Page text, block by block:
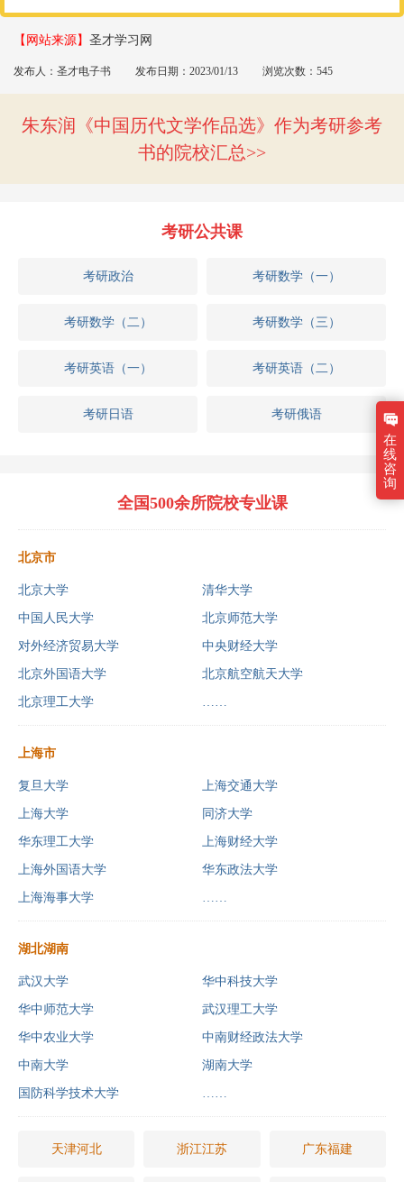
【网站来源】 圣才学习网
发布人：圣才电子书 发布日期：2023/01/13 浏览次数：545
朱东润《中国历代文学作品选》作为考研参考
书的院校汇总
考研公共课
考研政治 考研数学（一）
考研数学（二） 考研数学（三）
考研英语（一） 考研英语（二）
考研日语 考研俄语
全国500余所院校专业课
北京市
北京大学 清华大学
中国人民大学 北京师范大学
对外经济贸易大学 中央财经大学
北京外国语大学 北京航空航天大学
北京理工大学 ……
上海市
复旦大学 上海交通大学
上海大学 同济大学
华东理工大学 上海财经大学
上海外国语大学 华东政法大学
上海海事大学 ……
湖北湖南
武汉大学 华中科技大学
华中师范大学 武汉理工大学
华中农业大学 中南财经政法大学
中南大学 湖南大学
国防科学技术大学 ……
天津河北 浙江江苏 广东福建
在
线
咨
询